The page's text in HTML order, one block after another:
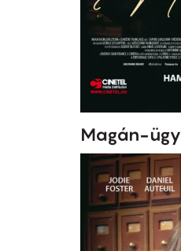
Magán-ügy